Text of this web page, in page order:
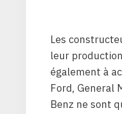
Les
leur
également à
Ford, General
Benz ne sont